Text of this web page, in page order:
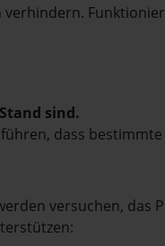
sind.
dass
versuchen, das